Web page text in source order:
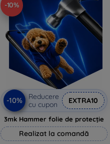
-10%
-10%
Reducere
cu cupon
EXTRA10
3mk Hammer folie de protecție
Realizat la comandă